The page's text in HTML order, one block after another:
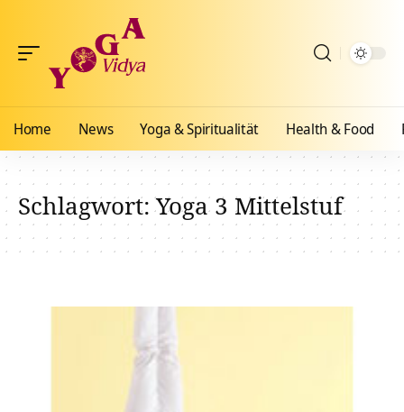
Home News Yoga & Spiritualität Health & Food
Schlagwort:Yoga 3 Mittelstuf